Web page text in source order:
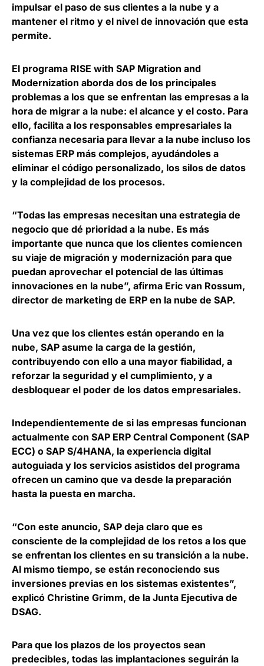
impulsar el paso de sus clientes a la nube y a
mantener el ritmo y el nivel de innovación que esta
permite.
El programa RISE with SAP Migration and
Modernization aborda dos de los principales
problemas a los que se enfrentan las empresas a la
hora de migrar a la nube: el alcance y el costo. Para
ello, facilita a los responsables empresariales la
confianza necesaria para llevar a la nube incluso los
sistemas ERP más complejos, ayudándoles a
eliminar el código personalizado, los silos de datos
y la complejidad de los procesos.
“Todas las empresas necesitan una estrategia de
negocio que dé prioridad a la nube. Es más
importante que nunca que los clientes comiencen
su viaje de migración y modernización para que
puedan aprovechar el potencial de las últimas
innovaciones en la nube”, afirma Eric van Rossum,
director de marketing de ERP en la nube de SAP.
Una vez que los clientes están operando en la
nube, SAP asume la carga de la gestión,
contribuyendo con ello a una mayor fiabilidad, a
reforzar la seguridad y el cumplimiento, y a
desbloquear el poder de los datos empresariales.
Independientemente de si las empresas funcionan
actualmente con SAP ERP Central Component (SAP
ECC) o SAP S/4HANA, la experiencia digital
autoguiada y los servicios asistidos del programa
ofrecen un camino que va desde la preparación
hasta la puesta en marcha.
“Con este anuncio, SAP deja claro que es
consciente de la complejidad de los retos a los que
se enfrentan los clientes en su transición a la nube.
Al mismo tiempo, se están reconociendo sus
inversiones previas en los sistemas existentes”,
explicó Christine Grimm, de la Junta Ejecutiva de
DSAG.
Para que los plazos de los proyectos sean
predecibles, todas las implantaciones seguirán la